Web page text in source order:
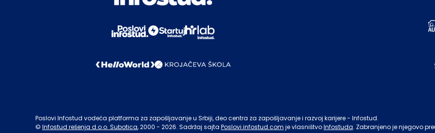
Poslovi Infostud vodeća platforma za zapošljavanje u Srbiji, deo centra za zapošljavanje i razvoj karijere - Infostud.
© Infostud rešenja d.o.o. Subotica, 2000 - 2026. Sadržaj sajta Poslovi.infostud.com je vlasništvoInfostuda. Zabranjeno je njegovo